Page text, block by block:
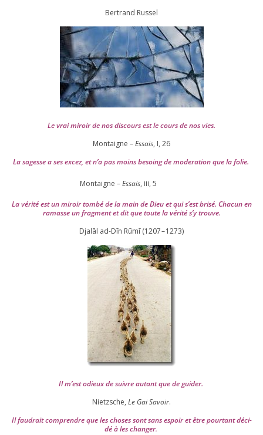
Ber­trand Russel
Le vrai miroir de nos dis­cours est le cours de nos vies.
Montaigne –Essais, I, 26
La sagesse a ses excez, et n’a pas moins besoing de mode­ra­tion que la folie.
Montaigne –Essais, III, 5
La véri­té est un miroir tom­bé de la main de Dieu et qui s’est bri­sé. Chacun en
ramasse un frag­ment et dit que toute la véri­té s’y trouve.
Djalāl ad-Dīn Rūmī (1207–1273)
Il m’est odieux de suivre autant que de gui­der.
Nietzsche, Le Gai Savoir.
Il fau­drait com­prendre que les choses sont sans espoir et être pour­tant déci­
dé à les chan­ger.